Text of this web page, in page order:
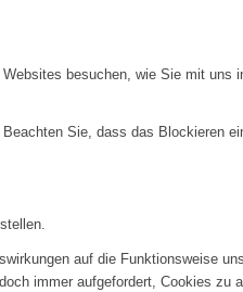
besuchen, wie Sie mit uns
Sie, dass das Blockieren
auf die Funktionsweise
immer aufgefordert, Cookies